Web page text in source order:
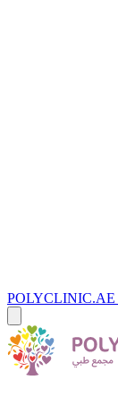
POLYCLINIC.AE